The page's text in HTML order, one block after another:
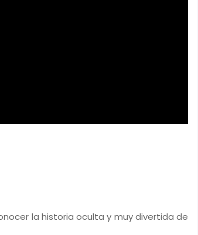
la historia oculta y muy divertida de